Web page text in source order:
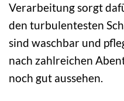
Verarbeitung sorgt
den turbulentesten
sind waschbar und
nach zahlreichen
noch gut aussehen.